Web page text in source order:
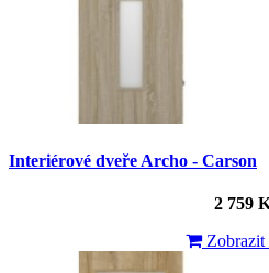
Interiérové dveře Archo - Carson
2 759
Zobrazit